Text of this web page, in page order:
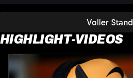
Voller Stand
HIGHLIGHT-VIDEOS